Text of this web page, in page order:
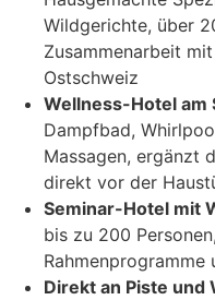
Wildgerichte, über
Zusammenarbeit
Ostschweiz
Wellness-Hotel am
Dampfbad,
Massagen, ergänzt
direkt vor der
Seminar-Hotel mit
bis zu 200
Rahmenprogramme
Direkt an Piste und